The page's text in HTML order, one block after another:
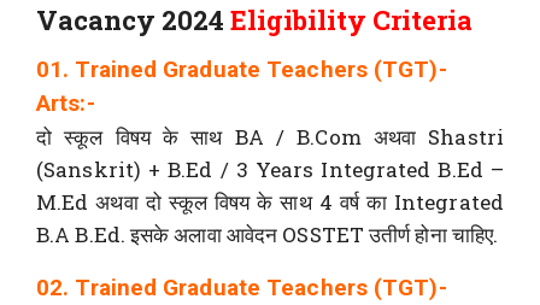
Vacancy 2024 Eligibility Criteria
01. Trained Graduate Teachers (TGT)-
Arts:-
दो स्कूल विषय के साथ BA / B.Com अथवा Shastri
(Sanskrit) + B.Ed / 3 Years Integrated B.Ed –
M.Ed अथवा दो स्कूल विषय के साथ 4 वर्ष का Integrated
B.A B.Ed. इसके अलावा आवेदन OSSTET उतीर्ण होना चाहिए.
02. Trained Graduate Teachers (TGT)-